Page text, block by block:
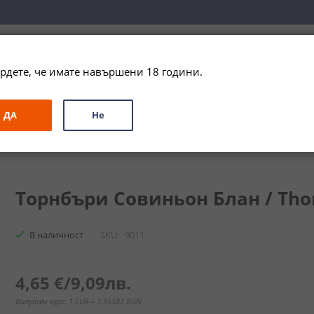
ЗА ПОДАРЪК ПРОМО СПЕЦИАЛНИ ПРЕДЛОЖЕНИЯ
Блан / Thornbury Sauvignon Blanc
Торнбъри Совиньон Блан /
В наличност SKU 9011
4,65 €/9,09лв.
Валутен курс: 1 EUR = 1.95583 BGN
че имате навършени 18 години.
ДА Не